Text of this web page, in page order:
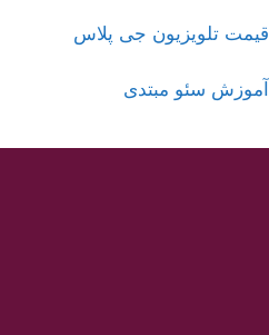
قیمت تلویزیون جی پلاس
آموزش سئو مبتدی